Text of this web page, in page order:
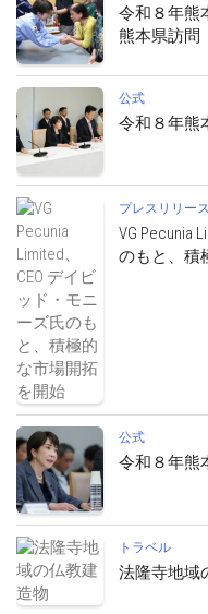
令和８年熊
熊本県訪問
公式
令和８年熊
プレスリリース
VG Pecunia
のもと、積
公式
令和８年熊
トラベル
法隆寺地域